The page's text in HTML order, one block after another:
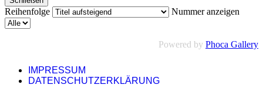
Reihenfolge Nummer anzeigen
Powered by Phoca Gallery
IMPRESSUM
DATENSCHUTZERKLÄRUNG